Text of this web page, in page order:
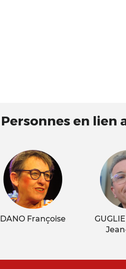
Personnes en lien
DANO Françoise